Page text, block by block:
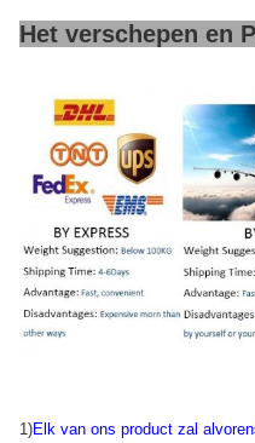
Het verschepen en
1)Elk van ons product zal